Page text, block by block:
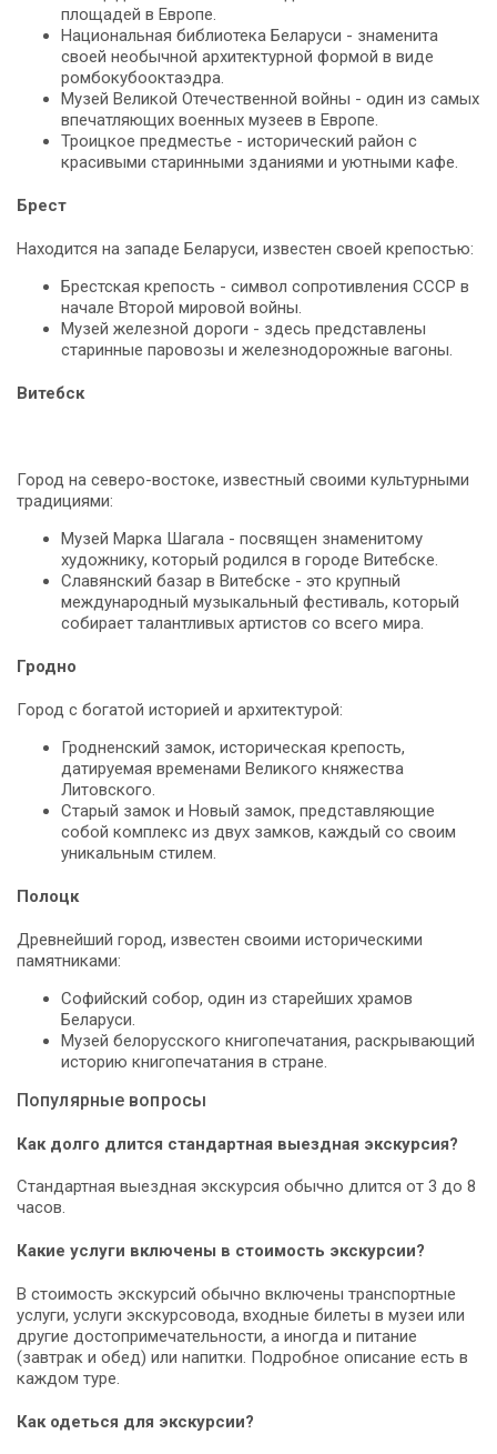
площадей в Европе.
Национальная библиотека Беларуси - знаменита
своей необычной архитектурной формой в виде
ромбокубооктаэдра.
Музей Великой Отечественной войны - один из самых
впечатляющих военных музеев в Европе.
Троицкое предместье - исторический район с
красивыми старинными зданиями и уютными кафе.
Брест
Находится на западе Беларуси, известен своей крепостью:
Брестская крепость - символ сопротивления СССР в
начале Второй мировой войны.
Музей железной дороги - здесь представлены
старинные паровозы и железнодорожные вагоны.
Витебск
Город на северо-востоке, известный своими культурными
традициями:
Музей Марка Шагала - посвящен знаменитому
художнику, который родился в городе Витебске.
Славянский базар в Витебске - это крупный
международный музыкальный фестиваль, который
собирает талантливых артистов со всего мира.
Гродно
Город с богатой историей и архитектурой:
Гродненский замок, историческая крепость,
датируемая временами Великого княжества
Литовского.
Старый замок и Новый замок, представляющие
собой комплекс из двух замков, каждый со своим
уникальным стилем.
Полоцк
Древнейший город, известен своими историческими
памятниками:
Софийский собор, один из старейших храмов
Беларуси.
Музей белорусского книгопечатания, раскрывающий
историю книгопечатания в стране.
Популярные вопросы
Как долго длится стандартная выездная экскурсия?
Стандартная выездная экскурсия обычно длится от 3 до 8
часов.
Какие услуги включены в стоимость экскурсии?
В стоимость экскурсий обычно включены транспортные
услуги, услуги экскурсовода, входные билеты в музеи или
другие достопримечательности, а иногда и питание
(завтрак и обед) или напитки. Подробное описание есть в
каждом туре.
Как одеться для экскурсии?